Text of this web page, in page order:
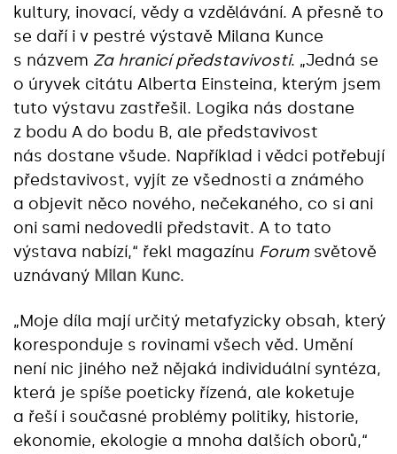
kultury, inovací, vědy a vzdělávání. A přesně to
se daří i v pestré výstavě Milana Kunce
s názvem Za hranicí představivosti. „Jedná se
o úryvek citátu Alberta Einsteina, kterým jsem
tuto výstavu zastřešil. Logika nás dostane
z bodu A do bodu B, ale představivost
nás dostane všude. Například i vědci potřebují
představivost, vyjít ze všednosti a známého
a objevit něco nového, nečekaného, co si ani
oni sami nedovedli představit. A to tato
výstava nabízí,“ řekl magazínu Forum světově
uznávaný Milan Kunc.
„Moje díla mají určitý metafyzicky obsah, který
koresponduje s rovinami všech věd. Umění
není nic jiného než nějaká individuální syntéza,
která je spíše poeticky řízená, ale koketuje
a řeší i současné problémy politiky, historie,
ekonomie, ekologie a mnoha dalších oborů,“